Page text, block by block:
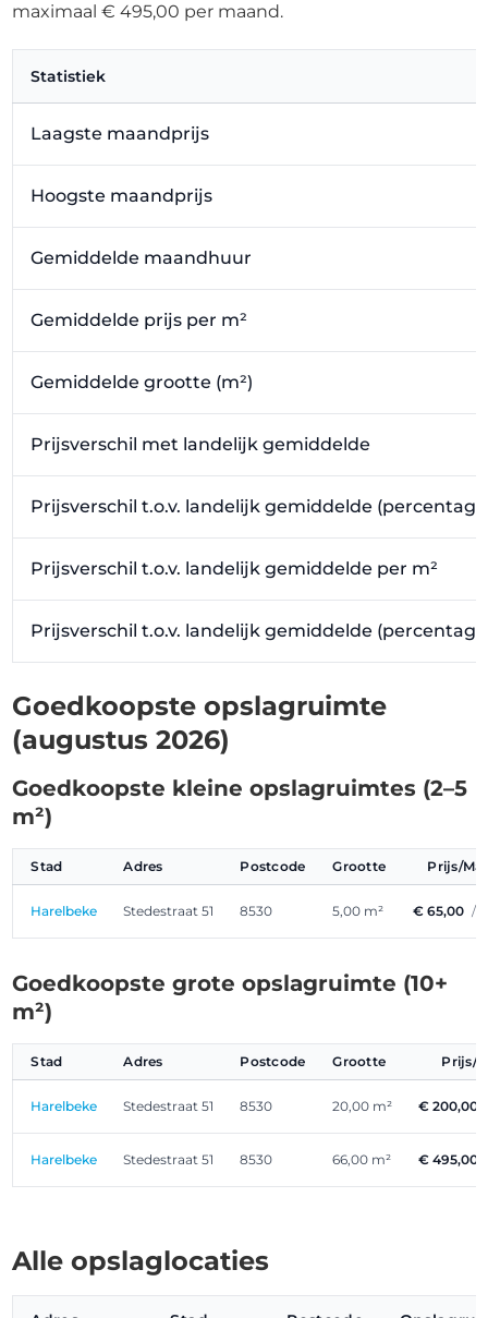
maximaal € 495,00 per maand.
Statistiek
Laagste maandprijs
Hoogste maandprijs
Gemiddelde maandhuur
Gemiddelde prijs per m²
Gemiddelde grootte (m²)
Prijsverschil met landelijk gemiddelde
Prijsverschil t.o.v. landelijk gemiddelde
Prijsverschil t.o.v. landelijk gemiddelde per m²
Prijsverschil t.o.v. landelijk gemiddelde
Goedkoopste opslagruimte
(augustus 2026)
Goedkoopste kleine opslagruimtes (2–5
m²)
Stad Adres Postcode Grootte Prijs/
Harelbeke Stedestraat 51 8530 5,00 m² € 65,00 /
Goedkoopste grote opslagruimte (10+
m²)
Stad Adres Postcode Grootte Prijs/
Harelbeke Stedestraat 51 8530 20,00 m² € 200,00
Harelbeke Stedestraat 51 8530 66,00 m² € 495,00
Alle opslaglocaties